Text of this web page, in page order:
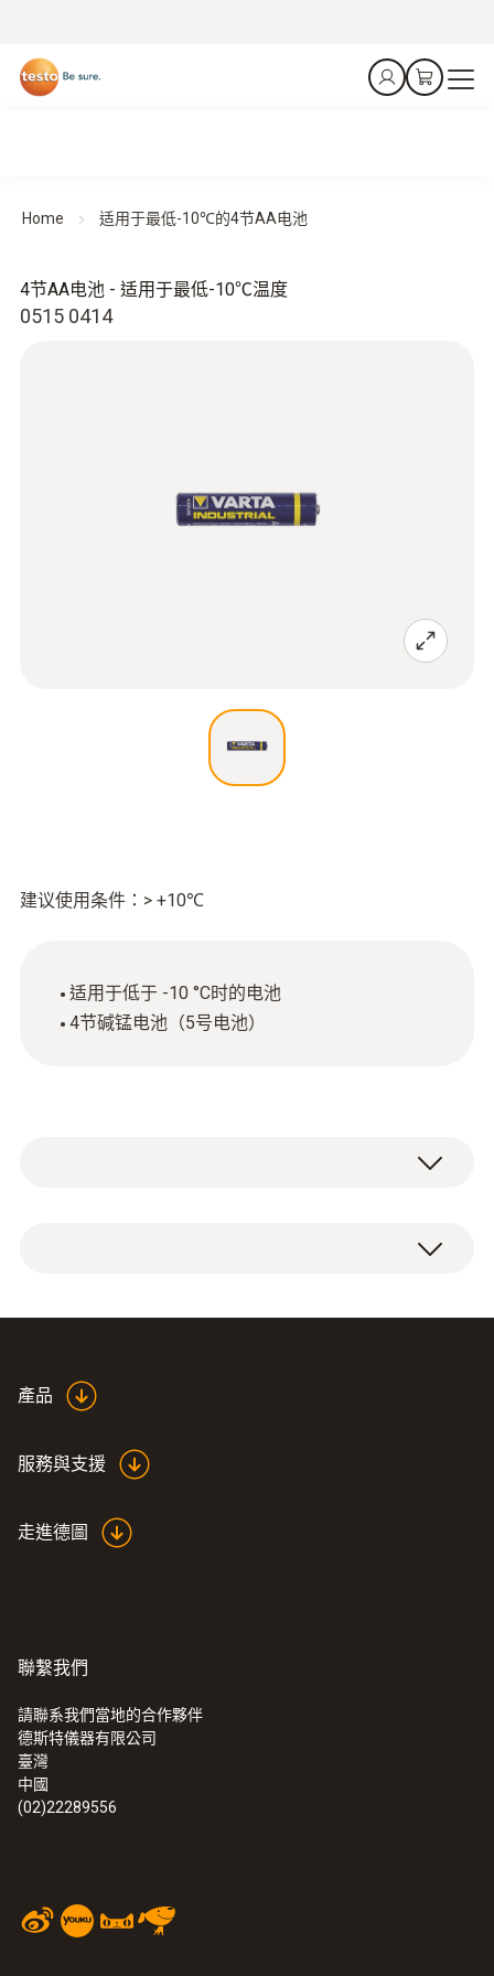
Home 适用于最低-10℃的4节AA电池
0515 0414
4节AA电池 - 适用于最低-10℃温度
建议使用条件：> +10℃
适用于低于 -10 °C时的电池
4节碱锰电池（5号电池）
記錄溫度、濕度、二氧化碳和壓力
產品
服務與支援
走進德圖
聯繫我們
請聯系我們當地的合作夥伴
德斯特儀器有限公司
臺灣
中國
(02)22289556